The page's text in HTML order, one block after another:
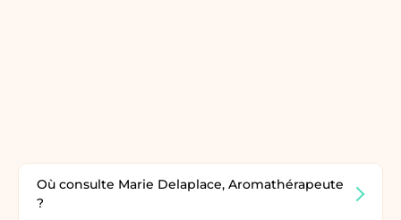
Où consulte Marie Delaplace, Aromathérapeute
?